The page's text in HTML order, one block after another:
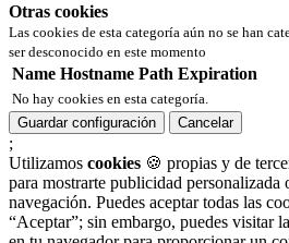
Otras cookies
Las cookies de esta categoría aún no se han
ser desconocido en este momento
Name Hostname Path Expiration
No hay cookies en esta categoría.
Guardar configuración
Cancelar
;
Utilizamos cookies 🍪 propias y de
para mostrarte publicidad personalizada
navegación. Puedes aceptar todas las
“Aceptar”; sin embargo, puedes visitar